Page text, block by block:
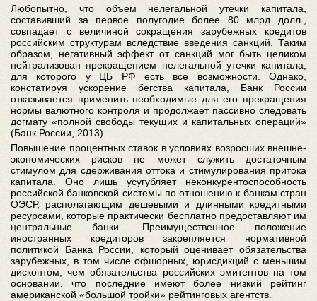
Любопытно, что объем нелегальной утечки капитала,
составивший за первое полугодие более 80 млрд долл.,
совпадает с величиной сокращения зарубежных кредитов
российским структурам вследствие введения санкций. Таким
образом, негативный эффект от санкций мог быть целиком
нейтрализован прекращением нелегальной утечки капитала,
для которого у ЦБ РФ есть все возможности. Однако,
констатируя ускорение бегства капитала, Банк России
отказывается применить необходимые для его прекращения
нормы валютного контроля и продолжает пассивно следовать
догмату «полной свободы текущих и капитальных операций»
(Банк России, 2013).
Повышение процентных ставок в условиях возросших внешне-
экономических рисков не может служить достаточным
стимулом для сдерживания оттока и стимулирования притока
капитала. Оно лишь усугубляет неконкурентоспособность
российской банковской системы по отношению к банкам стран
ОЭСР, располагающим дешевыми и длинными кредитными
ресурсами, которые практически бесплатно предоставляют им
центральные банки. Преимущественное положение
иностранных кредиторов закрепляется нормативной
политикой Банка России, который оценивает обязательства
зарубежных, в том числе офшорных, юрисдикций с меньшим
дисконтом, чем обязательства российских эмитентов на том
основании, что последние имеют более низкий рейтинг
американской «большой тройки» рейтинговых агентств.